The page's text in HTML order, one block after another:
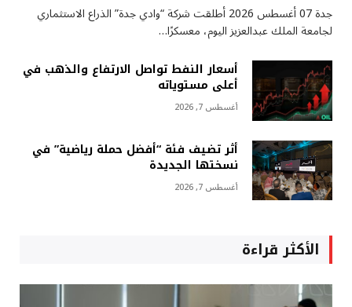
جدة 07 أغسطس 2026 أطلقت شركة “وادي جدة” الذراع الاستثماري
لجامعة الملك عبدالعزيز اليوم، معسكرًا…
أسعار النفط تواصل الارتفاع والذهب في
أعلى مستوياته
أغسطس 7, 2026
أثر تضيف فئة “أفضل حملة رياضية” في
نسختها الجديدة
أغسطس 7, 2026
الأكثر قراءة